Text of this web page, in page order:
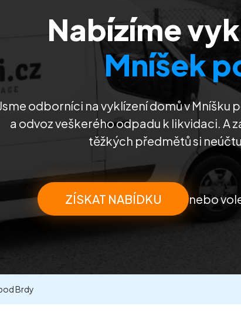
Malování kanceláří
Malování komerčních prostor
Nabízíme
Mníšek
odborníci na vyklízení domů v
a odvoz veškerého odpadu k likvidaci. A
těžkých předmětů si
ZÍSKAT NABÍDKU nebo
Brdy